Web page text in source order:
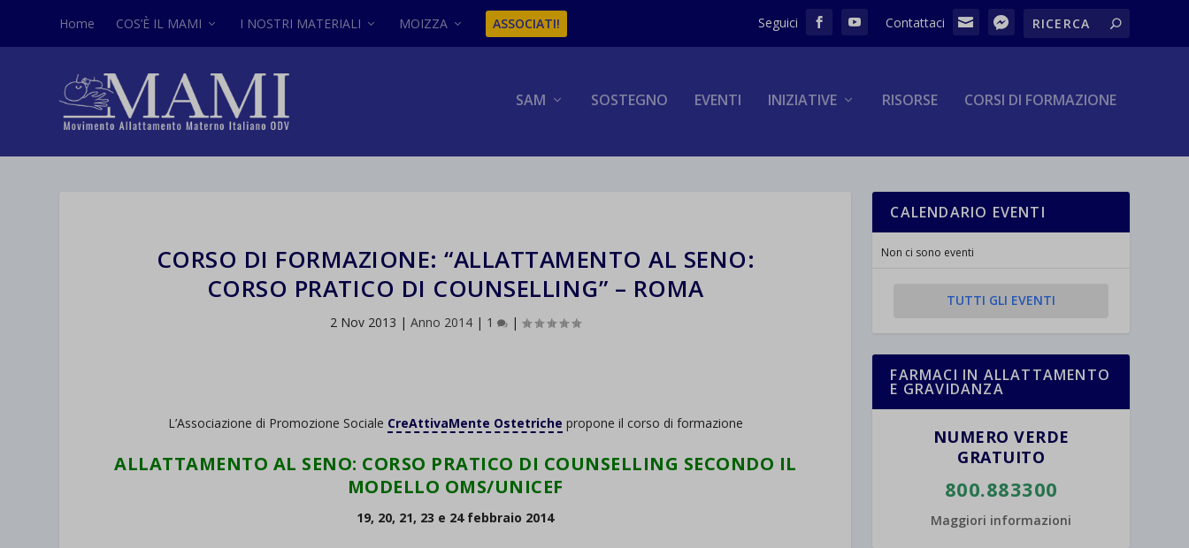
Home COS’È IL MAMI I NOSTRI MATERIALI MOIZZA ASSOCIATI!
SAM SOSTEGNO EVENTI INIZIATIVE RISORSE CORSI DI FORMAZIONE
CORSO DI FORMAZIONE: “ALLATTAMENTO AL SENO:
CORSO PRATICO DI COUNSELLING” – ROMA
2 Nov 2013 |Anno 2014 | 1 |
L’Associazione di Promozione Sociale CreAttivaMente Ostetriche propone il corso di formazione
ALLATTAMENTO AL SENO: CORSO PRATICO DI COUNSELLING SECONDO IL
MODELLO OMS/UNICEF
19, 20, 21, 23 e 24 febbraio 2014
CALENDARIO EVENTI
Non ci sono eventi
TUTTI GLI EVENTI
FARMACI IN ALLATTAMENTO
E GRAVIDANZA
NUMERO VERDE
GRATUITO
800.883300
Maggiori informazioni